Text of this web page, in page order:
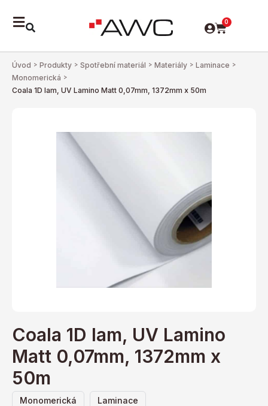
0
Úvod > Produkty > Spotřební materiál > Materiály > Laminace >
Monomerická >
Coala 1D lam, UV Lamino Matt 0,07mm, 1372mm x 50m
Monomerická Laminace
Coala 1D lam, UV Lamino
Matt 0,07mm, 1372mm x
50m